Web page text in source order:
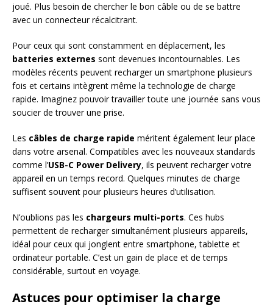
joué. Plus besoin de chercher le bon câble ou de se battre
avec un connecteur récalcitrant.
Pour ceux qui sont constamment en déplacement, les
batteries externes sont devenues incontournables. Les
modèles récents peuvent recharger un smartphone plusieurs
fois et certains intègrent même la technologie de charge
rapide. Imaginez pouvoir travailler toute une journée sans vous
soucier de trouver une prise.
Les câbles de charge rapide méritent également leur place
dans votre arsenal. Compatibles avec les nouveaux standards
comme l’USB-C Power Delivery, ils peuvent recharger votre
appareil en un temps record. Quelques minutes de charge
suffisent souvent pour plusieurs heures d’utilisation.
N’oublions pas les chargeurs multi-ports. Ces hubs
permettent de recharger simultanément plusieurs appareils,
idéal pour ceux qui jonglent entre smartphone, tablette et
ordinateur portable. C’est un gain de place et de temps
considérable, surtout en voyage.
Astuces pour optimiser la charge